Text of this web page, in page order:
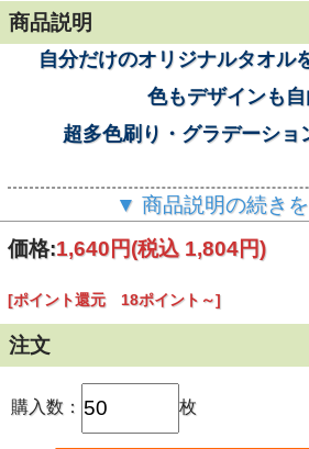
商品説明
自分だけのオリジナルタオル
色もデザインも自
超多色刷り・グラデーショ
こちらのページか
50枚?を
▼ 商品説明の続き
価格:1,640円(税込 1,804円)
[ポイント還元 18ポイント～]
注文
購入数： 枚